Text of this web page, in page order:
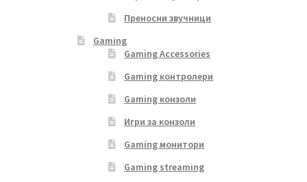
Преносни звучници
Gaming
Gaming Accessories
Gaming контролери
Gaming конзоли
Игри за конзоли
Gaming монитори
Gaming streaming